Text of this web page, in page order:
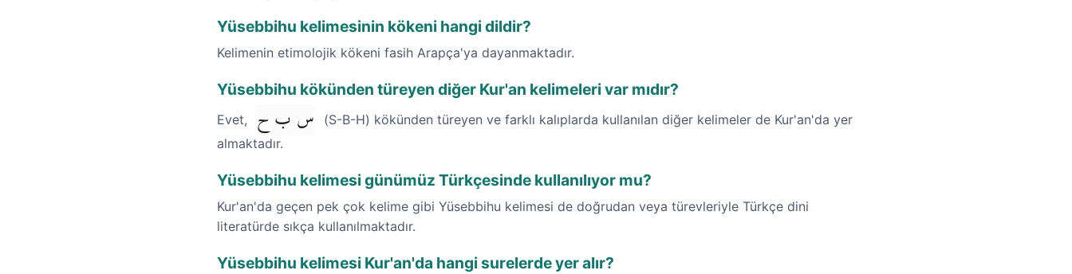
Yüsebbihu kelimesinin kökeni hangi dildir?
Kelimenin etimolojik kökeni fasih Arapça'ya dayanmaktadır.
Yüsebbihu kökünden türeyen diğer Kur'an kelimeleri var mıdır?
Evet, س ب ح
(S-B-H) kökünden türeyen ve farklı kalıplarda kullanılan diğer kelimeler de Kur'an'da yer
almaktadır.
Yüsebbihu kelimesi günümüz Türkçesinde kullanılıyor mu?
Kur'an'da geçen pek çok kelime gibi Yüsebbihu kelimesi de doğrudan veya türevleriyle Türkçe dini
literatürde sıkça kullanılmaktadır.
Yüsebbihu kelimesi Kur'an'da hangi surelerde yer alır?